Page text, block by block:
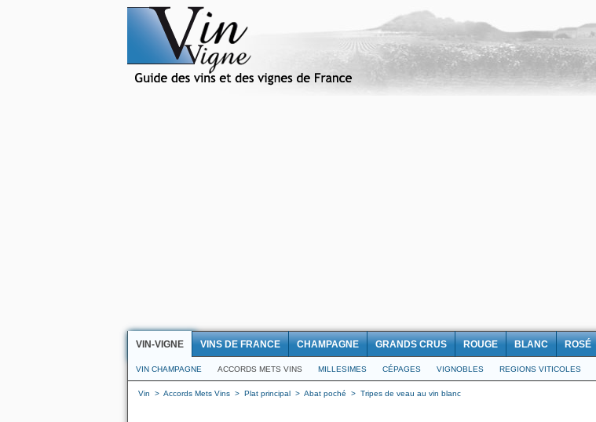
VIN-VIGNE VINS DE FRANCE CHAMPAGNE GRANDS CRUS ROUGE BLANC ROSÉ
VIN CHAMPAGNE ACCORDS METS VINS MILLESIMES CÉPAGES VIGNOBLES REGIONS VITICOLES
Vin > Accords Mets Vins > Plat principal > Abat poché > Tripes de veau au vin blanc